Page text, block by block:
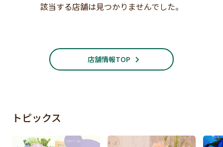
該当する店舗は見つかりませんでした。
店舗情報TOP
トピックス